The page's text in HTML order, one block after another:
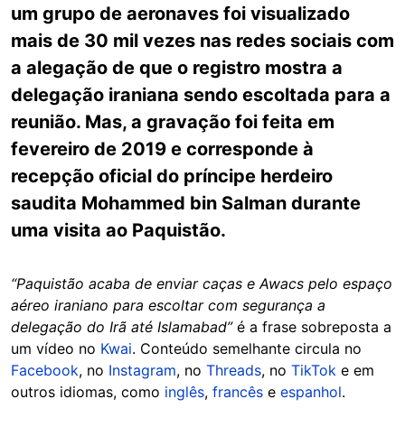
um grupo de aeronaves foi visualizado
mais de 30 mil vezes nas redes sociais com
a alegação de que o registro mostra a
delegação iraniana sendo escoltada para a
reunião. Mas, a gravação foi feita em
fevereiro de 2019 e corresponde à
recepção oficial do príncipe herdeiro
saudita Mohammed bin Salman durante
uma visita ao Paquistão.
“Paquistão acaba de enviar caças e Awacs pelo espaço
aéreo iraniano para escoltar com segurança a
delegação do Irã até Islamabad”é a frase sobreposta a
um vídeo no Kwai. Conteúdo semelhante circula no
Facebook, no Instagram, no Threads, no TikTok e em
outros idiomas, como inglês, francês e espanhol.